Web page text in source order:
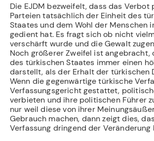
Die EJDM bezweifelt, dass das Verbot
Parteien tatsächlich der Einheit des
Staates und dem Wohl der Menschen
gedient hat. Es fragt sich ob nicht
verschärft wurde und die Gewalt
Noch größerer Zweifel ist angebracht,
des türkischen Staates immer einen
darstellt, als der Erhalt der türkischen
Wenn die gegenwärtige türkische
Verfassungsgericht gestattet,
verbieten und ihre politischen Führer
nur weil diese von ihrer
Gebrauch machen, dann zeigt dies,
Verfassung dringend der Veränderung